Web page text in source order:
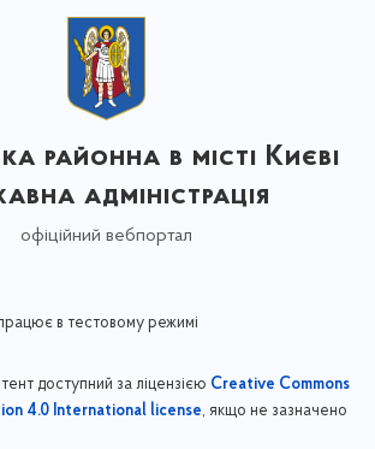
районна в місті Києві
адміністрація
офіційний вебпортал
в тестовому режимі
доступний за ліцензією Creative Commons
4.0 International license, якщо не зазначено